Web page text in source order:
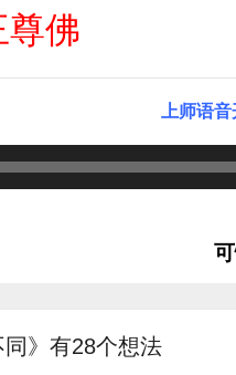
佛
上师语
同》有28个想法